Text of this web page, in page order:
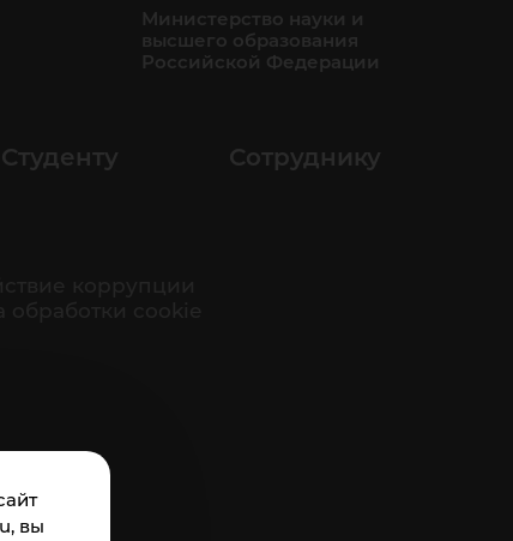
вы
Министерство науки и
высшего образования
Российской Федерации
Студенту Сотруднику